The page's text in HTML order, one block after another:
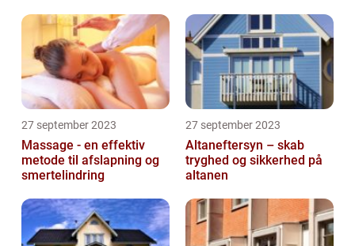
27 september 2023
Massage - en effektiv
metode til afslapning og
smertelindring
27 september 2023
Altaneftersyn – skab
tryghed og sikkerhed på
altanen